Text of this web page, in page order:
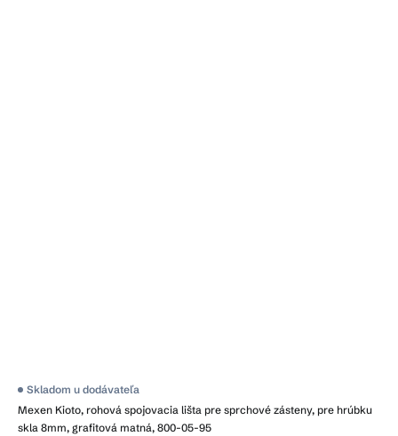
Mexen Kioto, rohová spojovacia lišta pre sprchové zásteny, pre hrúbku
skla 8mm, grafitová matná, 800-05-95
Skladom u dodávateľa